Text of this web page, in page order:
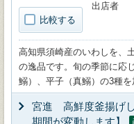
比較する
出店者
高知県須崎産のいわしを、
の逸品です。旬の季節に応
鰯）、平子（真鰯）の3種を
宮進 高鮮度釜揚げ
期間が変動します】